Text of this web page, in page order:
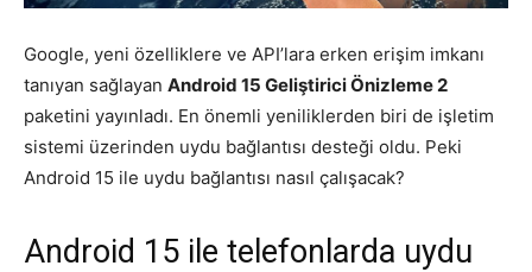
Google, yeni özelliklere ve API’lara erken erişim imkanı
tanıyan sağlayan Android 15 Geliştirici Önizleme 2
paketini yayınladı. En önemli yeniliklerden biri de işletim
sistemi üzerinden uydu bağlantısı desteği oldu. Peki
Android 15 ile uydu bağlantısı nasıl çalışacak?
Android 15 ile telefonlarda uydu